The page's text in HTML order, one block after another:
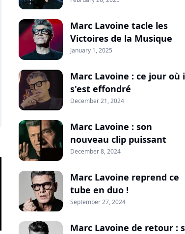
Marc Lavoine tacle les
Victoires de la Musique
January 1, 2025
Marc Lavoine : ce jour où
s'est effondré
December 21, 2024
Marc Lavoine : son
nouveau clip puissant
December 8, 2024
Marc Lavoine reprend ce
tube en duo !
September 27, 2024
Marc Lavoine de retour :